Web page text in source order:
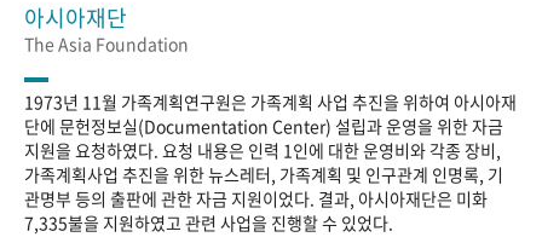
아시아재단
The Asia Foundation
1973년 11월 가족계획연구원은 가족계획 사업 추진을 위하여 아시아재
단에 문헌정보실(Documentation Center) 설립과 운영을 위한 자금
지원을 요청하였다. 요청 내용은 인력 1인에 대한 운영비와 각종 장비,
가족계획사업 추진을 위한 뉴스레터, 가족계획 및 인구관계 인명록, 기
관명부 등의 출판에 관한 자금 지원이었다. 결과, 아시아재단은 미화
7,335불을 지원하였고 관련 사업을 진행할 수 있었다.